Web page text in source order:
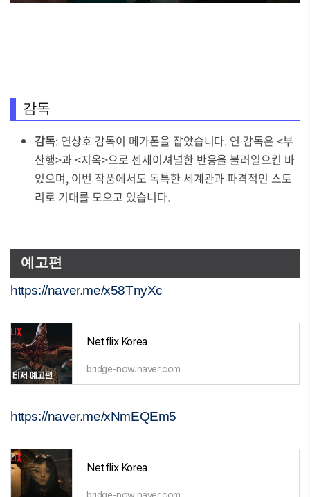
감독
감독: 연상호 감독이 메가폰을 잡았습니다. 연 감독은 <부
산행>과 <지옥>으로 센세이셔널한 반응을 불러일으킨 바
있으며, 이번 작품에서도 독특한 세계관과 파격적인 스토
리로 기대를 모으고 있습니다.
예고편
https://naver.me/x58TnyXc
Netflix Korea
bridge-now.naver.com
https://naver.me/xNmEQEm5
Netflix Korea